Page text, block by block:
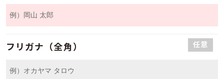
フリガナ（全角） 任意